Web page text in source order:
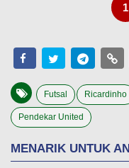
1
Futsal Ricardinho
Pendekar United